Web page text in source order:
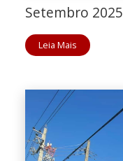
Setembro 2025
Leia Mais